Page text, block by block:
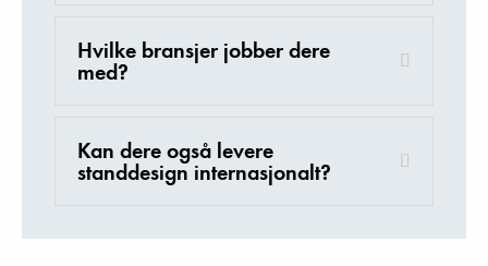
Hvilke bransjer jobber dere
med?
Kan dere også levere
standdesign internasjonalt?